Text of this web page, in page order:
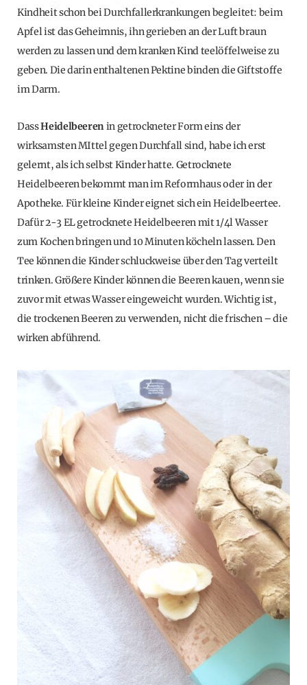
Kindheit schon bei Durchfallerkrankungen begleitet: beim
Apfel ist das Geheimnis, ihn gerieben an der Luft braun
werden zu lassen und dem kranken Kind teelöffelweise zu
geben. Die darin enthaltenen Pektine binden die Giftstoffe
im Darm.
DassHeidelbeerenin getrockneter Form eins der
wirksamsten MIttel gegen Durchfall sind, habe ich erst
gelernt, als ich selbst Kinder hatte. Getrocknete
Heidelbeeren bekommt man im Reformhaus oder in der
Apotheke. Für kleine Kinder eignet sich ein Heidelbeertee.
Dafür 2-3 EL getrocknete Heidelbeeren mit 1/4l Wasser
zum Kochen bringen und 10 Minuten köcheln lassen. Den
Tee können die Kinder schluckweise über den Tag verteilt
trinken. Größere Kinder können die Beeren kauen, wenn sie
zuvor mit etwas Wasser eingeweicht wurden. Wichtig ist,
die trockenen Beeren zu verwenden, nicht die frischen – die
wirken abführend.